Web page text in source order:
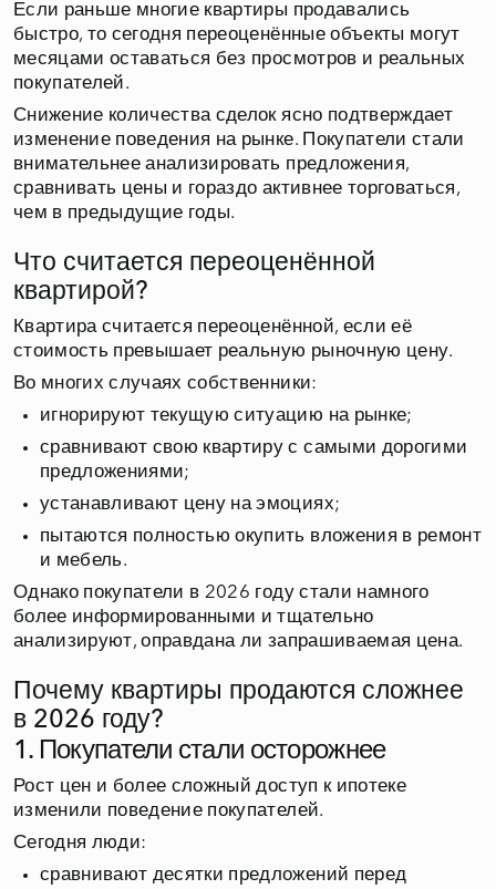
Если раньше многие квартиры продавались
быстро, то сегодня переоценённые объекты могут
месяцами оставаться без просмотров и реальных
покупателей.
Снижение количества сделок ясно подтверждает
изменение поведения на рынке. Покупатели стали
внимательнее анализировать предложения,
сравнивать цены и гораздо активнее торговаться,
чем в предыдущие годы.
Что считается переоценённой
квартирой?
Квартира считается переоценённой, если её
стоимость превышает реальную рыночную цену.
Во многих случаях собственники:
игнорируют текущую ситуацию на рынке;
сравнивают свою квартиру с самыми дорогими
предложениями;
устанавливают цену на эмоциях;
пытаются полностью окупить вложения в ремонт
и мебель.
Однако покупатели в 2026 году стали намного
более информированными и тщательно
анализируют, оправдана ли запрашиваемая цена.
Почему квартиры продаются сложнее
в 2026 году?
1. Покупатели стали осторожнее
Рост цен и более сложный доступ к ипотеке
изменили поведение покупателей.
Сегодня люди:
сравнивают десятки предложений перед